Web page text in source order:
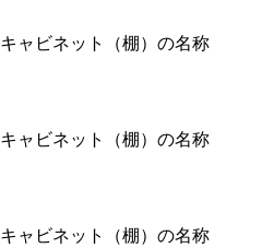
キャビネット（棚）の名称
キャビネット（棚）の名称
キャビネット（棚）の名称